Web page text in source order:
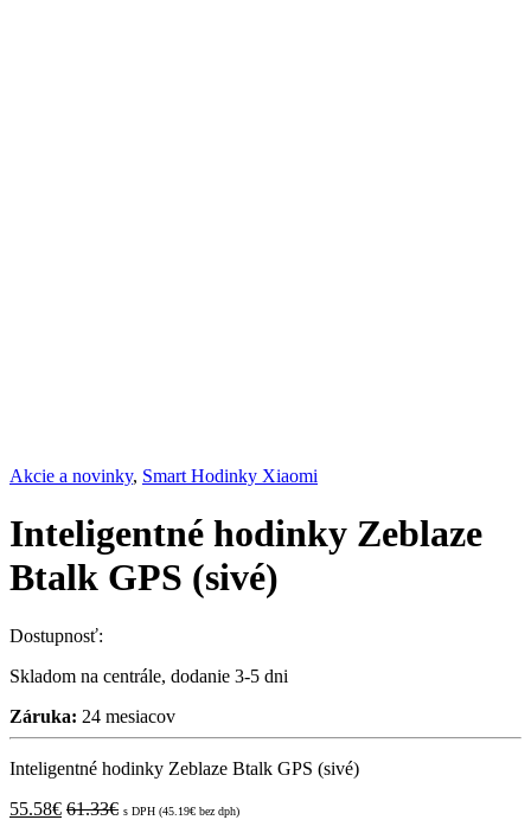
Akcie a novinky, Smart Hodinky Xiaomi
Inteligentné hodinky Zeblaze
Btalk GPS (sivé)
Dostupnosť:
Skladom na centrále, dodanie 3-5 dni
Záruka: 24 mesiacov
Inteligentné hodinky Zeblaze Btalk GPS (sivé)
55.58€ 61.33€ s DPH (45.19€ bez dph)